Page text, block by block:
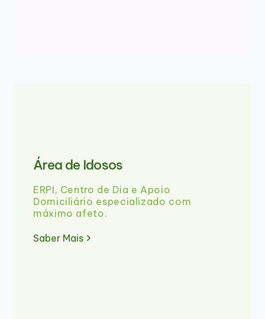
Área de Idosos
ERPI, Centro de Dia e Apoio
Domiciliário especializado com
máximo afeto.
Saber Mais